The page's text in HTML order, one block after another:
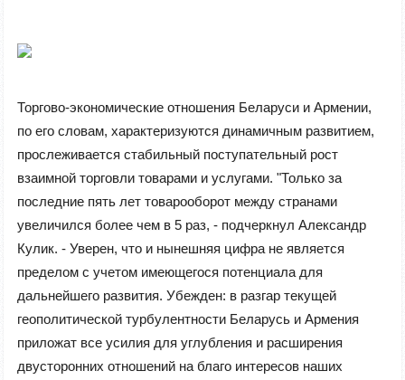
Торгово-экономические отношения Беларуси и Армении,
по его словам, характеризуются динамичным развитием,
прослеживается стабильный поступательный рост
взаимной торговли товарами и услугами. "Только за
последние пять лет товарооборот между странами
увеличился более чем в 5 раз, - подчеркнул Александр
Кулик. - Уверен, что и нынешняя цифра не является
пределом с учетом имеющегося потенциала для
дальнейшего развития. Убежден: в разгар текущей
геополитической турбулентности Беларусь и Армения
приложат все усилия для углубления и расширения
двусторонних отношений на благо интересов наших